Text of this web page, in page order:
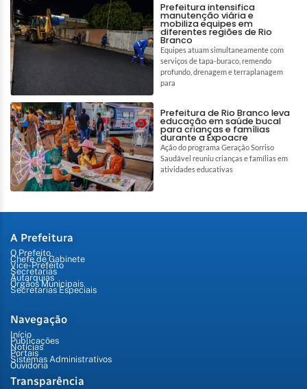
Prefeitura intensifica
manutenção viária e
mobiliza equipes em
diferentes regiões de Rio
Branco
Equipes atuam simultaneamente com
serviços de tapa-buraco, remendo
profundo, drenagem e terraplanagem
para
Prefeitura de Rio Branco leva
educação em saúde bucal
para crianças e famílias
durante a Expoacre
Ação do programa Geração Sorriso
Saudável reuniu crianças e famílias em
atividades educativas
A Prefeitura
O Prefeito
Chefe de Gabinete
Vice-Prefeito
Secretarias
Autarquias
Órgãos Municipais
Secretarias Especiais
Navegação
Início
Publicações
Notícias
Portais
Sistemas Administrativos
Ouvidoria
Transparência